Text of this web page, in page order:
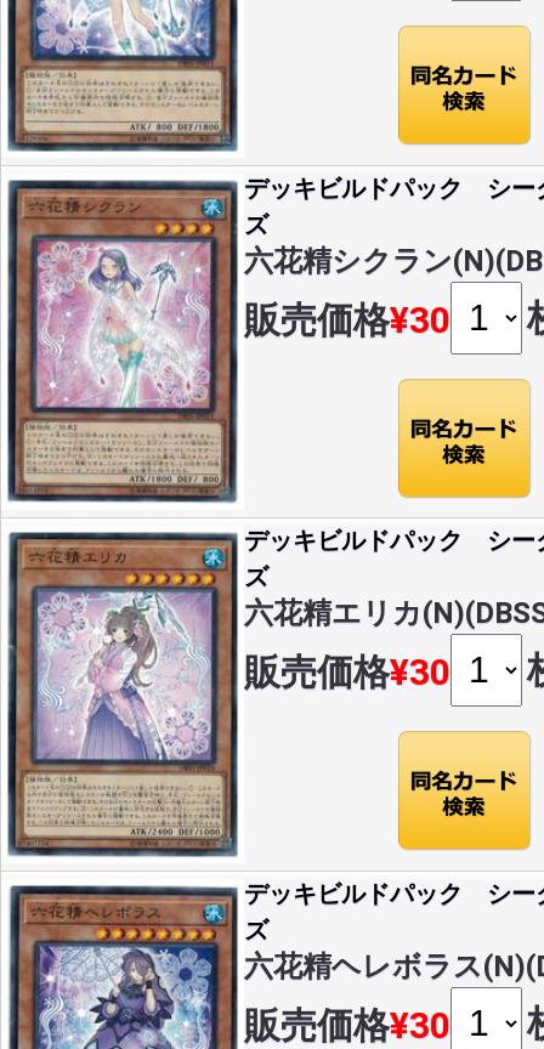
デッキビルドパック シー
ズ
六花精シクラン
販売価格¥30
デッキビルドパック シー
ズ
六花精エリカ
販売価格¥30
デッキビルドパック シー
ズ
六花精ヘレボラス
販売価格¥30